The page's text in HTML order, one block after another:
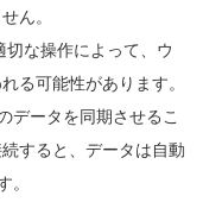
ん。
な操作によって、ウ
る可能性があります。
データを同期させるこ
すると、データは自動